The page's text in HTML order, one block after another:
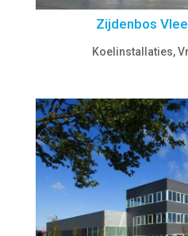
Zijdenbos
Koelinstallaties,